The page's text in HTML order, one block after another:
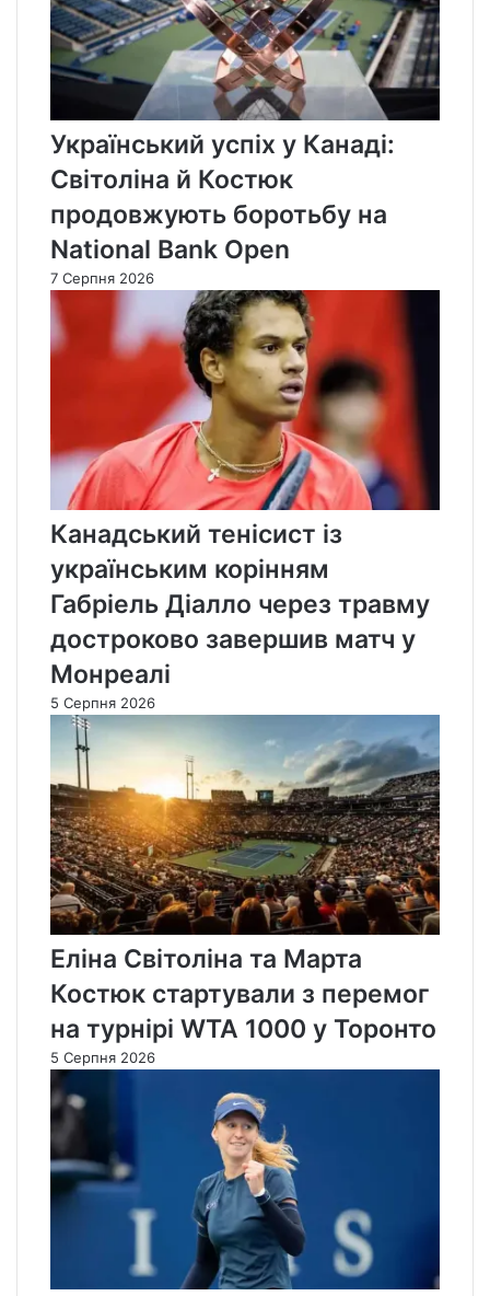
Український успіх у Канаді:
Світоліна й Костюк
продовжують боротьбу на
National Bank Open
7 Серпня 2026
Канадський тенісист із
українським корінням
Габріель Діалло через травму
достроково завершив матч у
Монреалі
5 Серпня 2026
Еліна Світоліна та Марта
Костюк стартували з перемог
на турнірі WTA 1000 у Торонто
5 Серпня 2026